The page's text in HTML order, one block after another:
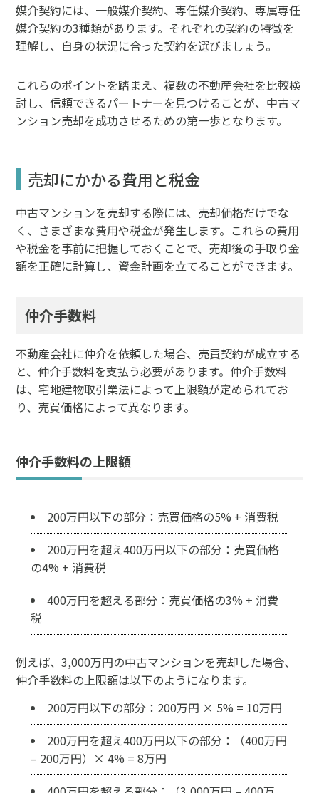
媒介契約には、一般媒介契約、専任媒介契約、専属専任
媒介契約の3種類があります。それぞれの契約の特徴を
理解し、自身の状況に合った契約を選びましょう。
これらのポイントを踏まえ、複数の不動産会社を比較検
討し、信頼できるパートナーを見つけることが、中古マ
ンション売却を成功させるための第一歩となります。
売却にかかる費用と税金
中古マンションを売却する際には、売却価格だけでな
く、さまざまな費用や税金が発生します。これらの費用
や税金を事前に把握しておくことで、売却後の手取り金
額を正確に計算し、資金計画を立てることができます。
仲介手数料
不動産会社に仲介を依頼した場合、売買契約が成立する
と、仲介手数料を支払う必要があります。仲介手数料
は、宅地建物取引業法によって上限額が定められてお
り、売買価格によって異なります。
仲介手数料の上限額
200万円以下の部分：売買価格の5% + 消費税
200万円を超え400万円以下の部分：売買価格
の4% + 消費税
400万円を超える部分：売買価格の3% + 消費
税
例えば、3,000万円の中古マンションを売却した場合、
仲介手数料の上限額は以下のようになります。
200万円以下の部分：200万円 × 5% = 10万円
200万円を超え400万円以下の部分：（400万円
– 200万円）× 4% = 8万円